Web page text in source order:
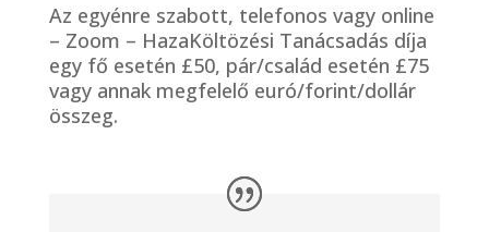
Az egyénre szabott, telefonos vagy online
– Zoom – HazaKöltözési Tanácsadás díja
egy fő esetén £50, pár/család esetén £75
vagy annak megfelelő euró/forint/dollár
összeg.